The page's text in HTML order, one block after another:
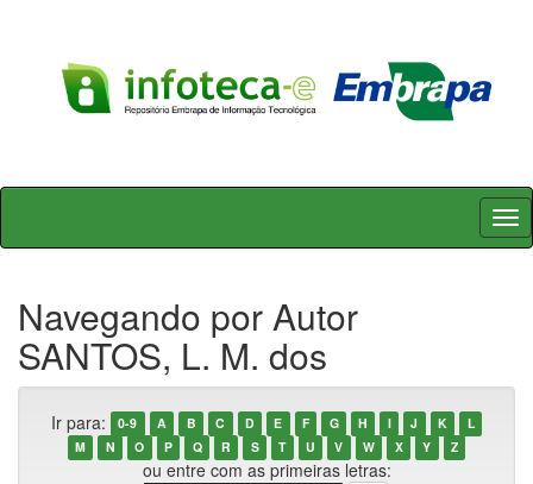
Skip
Navegando por Autor
SANTOS, L. M. dos
Ir para: 0-9 A B C D E F G H I J K
L
M
N O P Q R S T U V W X Y Z
ou entre com as primeiras letras: